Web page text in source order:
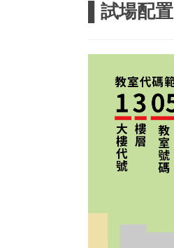
▌試場配